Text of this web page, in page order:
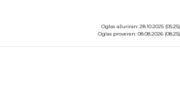
Oglas ažuriran: 28.10.2025 (05:25)
Oglas proveren: 08.08.2026 (08:25)